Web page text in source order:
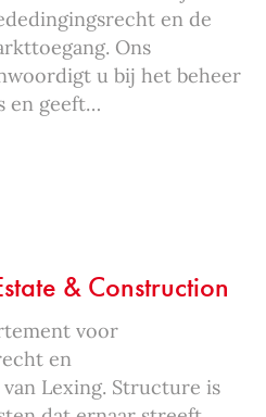
en de
Ons
u bij het beheer
en geeft…
& Construction
voor
en
Lexing. Structure is